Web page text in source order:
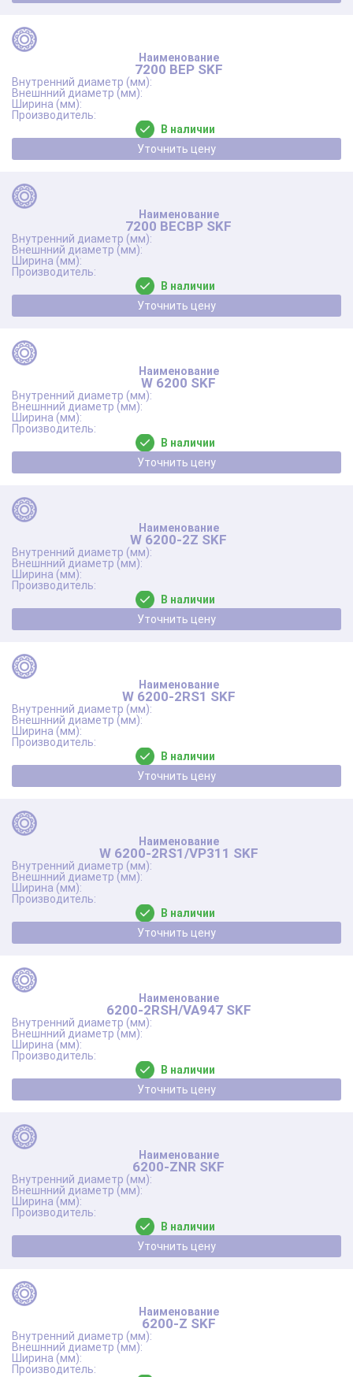
7200 BEP SKF
В наличии
Уточнить цену
7200 BECBP SKF
В наличии
Уточнить цену
W 6200 SKF
В наличии
Уточнить цену
W 6200-2Z SKF
В наличии
Уточнить цену
W 6200-2RS1 SKF
В наличии
Уточнить цену
W 6200-2RS1/VP311 SKF
В наличии
Уточнить цену
6200-2RSH/VA947 SKF
В наличии
Уточнить цену
6200-ZNR SKF
В наличии
Уточнить цену
6200-Z SKF